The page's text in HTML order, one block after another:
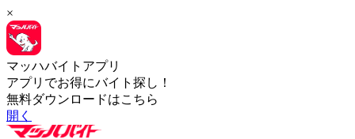
×
マッハバイトアプリ
アプリでお得にバイト探し！
無料ダウンロードはこちら
開く